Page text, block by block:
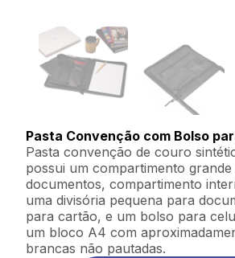
Pasta Convenção com Bolso
Pasta convenção de couro
possui um compartimento
documentos, compartimento
uma divisória pequena para
para cartão, e um bolso para
um bloco A4 com
brancas não pautadas.